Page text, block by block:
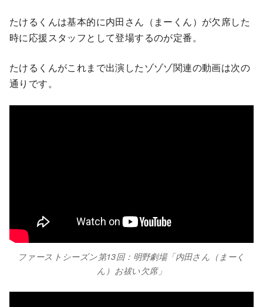
たけるくんは基本的に内田さん（まーくん）が欠席した
時に応援スタッフとして登場するのが定番。
たけるくんがこれまで出演したゾゾゾ関連の動画は次の
通りです。
ファーストシーズン第13回：明野劇場「内田さん（まーく
ん）お祓い欠席」